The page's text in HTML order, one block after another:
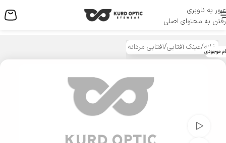
عبور به ناوبری
رفتن به محتوای اصلی
منو
خانه/عینک آفتابی/آفتابی مردانه موجودی
تماشای ویدئو